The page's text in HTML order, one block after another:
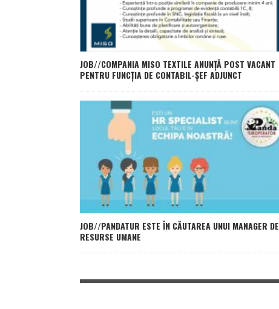
JOB//COMPANIA MISO TEXTILE ANUNȚĂ POST VACANT
PENTRU FUNCȚIA DE CONTABIL-ȘEF ADJUNCT
JOB//PANDATUR ESTE ÎN CĂUTAREA UNUI MANAGER DE
RESURSE UMANE